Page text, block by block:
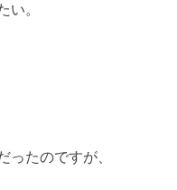
い。
たのですが、